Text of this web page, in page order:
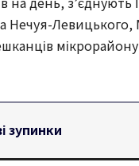
Нечуя-
зупинки